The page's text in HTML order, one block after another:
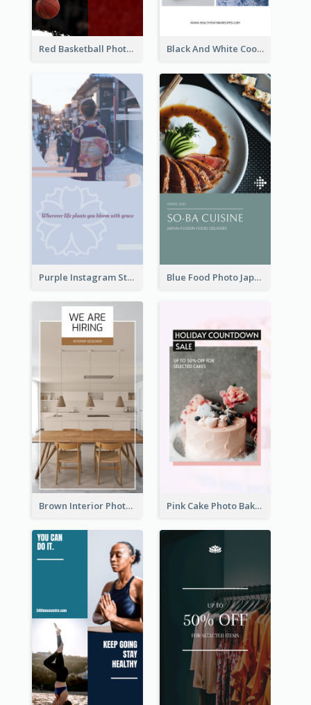
Red Basketball Photo Basketball Playoffs Instagram Story Black And White Cooking Recipes Instagram Story
Purple Instagram Story Blue Food Photo Japan Cuisine Instagram Story
Brown Interior Photo Hiring Instagram Story Pink Cake Photo Bakery Instagram Story